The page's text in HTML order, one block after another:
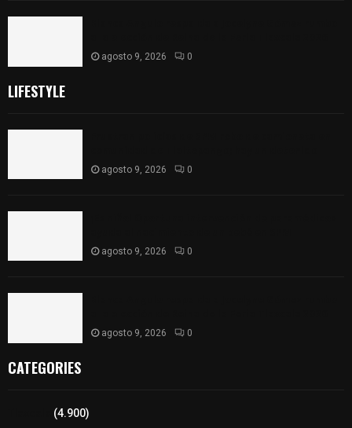
agosto 9, 2026 0
LIFESTYLE
agosto 9, 2026 0
agosto 9, 2026 0
agosto 9, 2026 0
CATEGORIES
(4.900)